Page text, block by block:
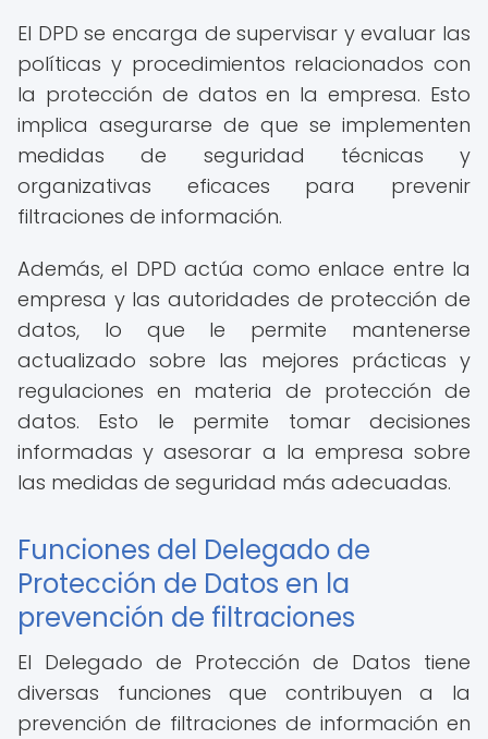
El DPD se encarga de supervisar y evaluar las
políticas y procedimientos relacionados con
la protección de datos en la empresa. Esto
implica asegurarse de que se implementen
medidas de seguridad técnicas y
organizativas eficaces para prevenir
filtraciones de información.
Además, el DPD actúa como enlace entre la
empresa y las autoridades de protección de
datos, lo que le permite mantenerse
actualizado sobre las mejores prácticas y
regulaciones en materia de protección de
datos. Esto le permite tomar decisiones
informadas y asesorar a la empresa sobre
las medidas de seguridad más adecuadas.
Funciones del Delegado de
Protección de Datos en la
prevención de filtraciones
El Delegado de Protección de Datos tiene
diversas funciones que contribuyen a la
prevención de filtraciones de información en